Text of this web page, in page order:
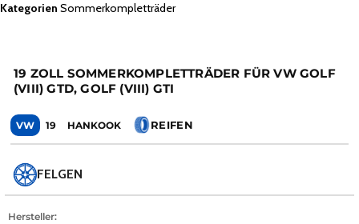
Kategorien Sommerkompletträder
19 ZOLL SOMMERKOMPLETTRÄDER FÜR VW GOLF
(VIII) GTD, GOLF (VIII) GTI
VW 19 HANKOOK REIFEN
FELGEN
Hersteller: